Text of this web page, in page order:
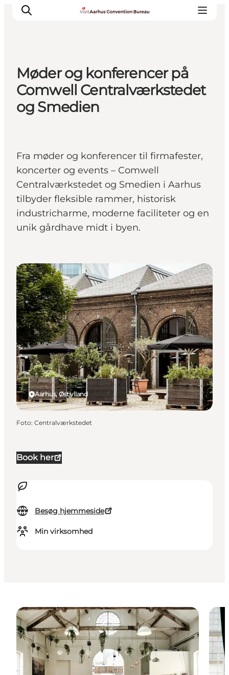
Hvorfor Aarhus
Planlæg
Vores service
Møder og konferencer på
Comwell Centralværkstedet
og Smedien
Fra møder og konferencer til firmafester,
koncerter og events – Comwell
Centralværkstedet og Smedien i Aarhus
tilbyder fleksible rammer, historisk
industricharme, moderne faciliteter og en
unik gårdhave midt i byen.
Book her
Besøg hjemmeside
Min virksomhed
Aarhus, Østjylland
Venues
Foto: Centralværkstedet